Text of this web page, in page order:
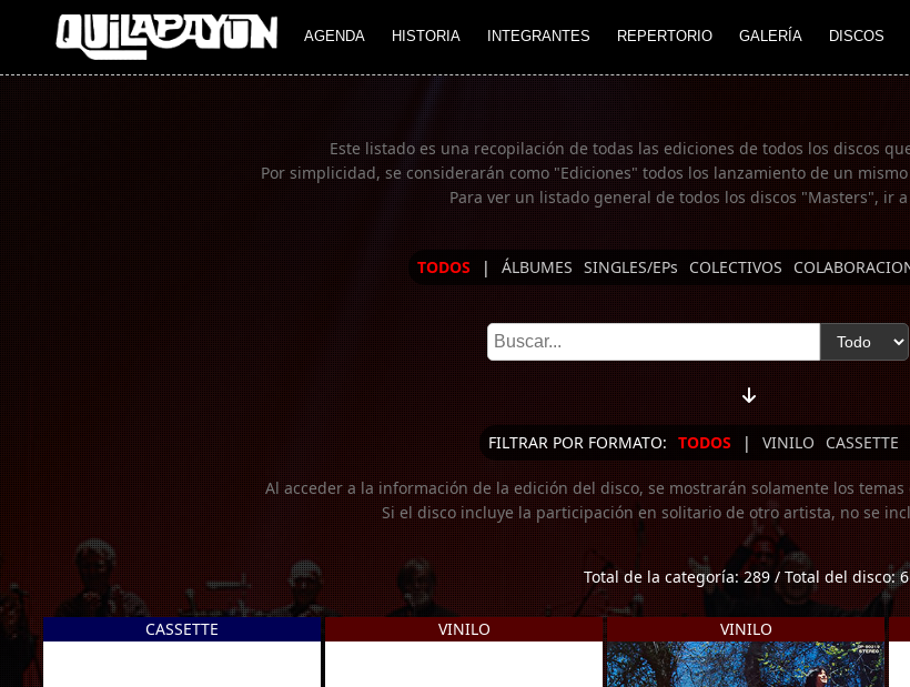
AGENDA HISTORIA INTEGRANTES REPERTORIO GALERÍA DISCOS
Imagen 01
Este listado es una recopilación de todas las ediciones de todos los discos
Por simplicidad, se considerarán como "Ediciones" todos los lanzamiento de un
Para ver un listado general de todos los discos "Masters", ir
TODOS | ÁLBUMES SINGLES/EPs COLECTIVOS
FILTRAR POR FORMATO: TODOS | VINILO CASSETTE
Al acceder a la información de la edición del disco, se mostrarán solamente los
Si el disco incluye la participación en solitario de otro artista, no se
Total de la categoría: 289 / Total del disco: 6
CASSETTE VINILO VINILO